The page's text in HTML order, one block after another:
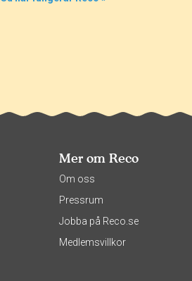
Mer om Reco
Om oss
Pressrum
Jobba på Reco.se
Medlemsvillkor